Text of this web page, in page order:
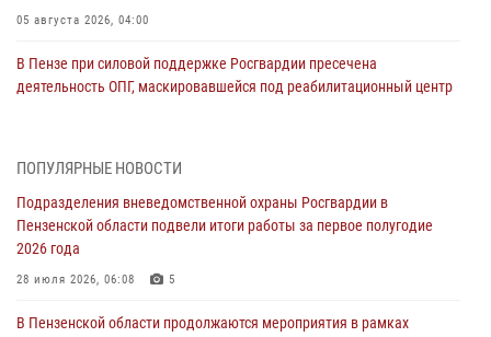
05 августа 2026, 04:00
В Пензе при силовой поддержке Росгвардии пресечена
деятельность ОПГ, маскировавшейся под реабилитационный центр
работы за первое полугодие 2026 года
Росгвардия обеспечила безопасность праздничных мероприятий в
ПОПУЛЯРНЫЕ НОВОСТИ
Подразделения вневедомственной охраны Росгвардии в
Пензенской области подвели итоги работы за первое полугодие
2026 года
28 июля 2026, 06:08 5
В Пензенской области продолжаются мероприятия в рамках